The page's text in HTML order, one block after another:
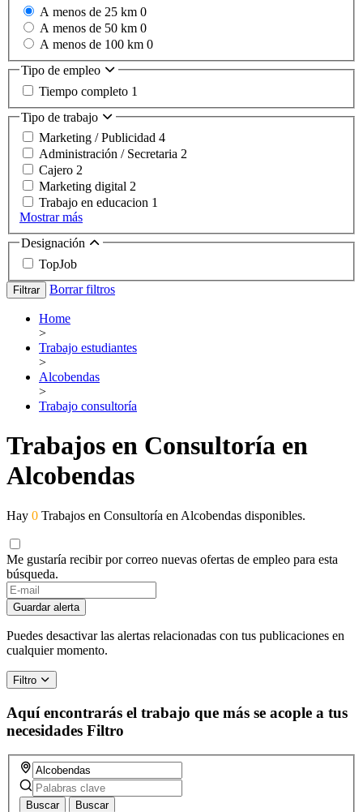
A menos de 25 km 0
A menos de 50 km 0
A menos de 100 km 0
Tipo de empleo
Tiempo completo 1
Tipo de trabajo
Marketing / Publicidad 4
Administración / Secretaria 2
Cajero 2
Marketing digital 2
Trabajo en educacion 1
Mostrar más
Designación
TopJob
Filtrar Borrar filtros
Home
>
Trabajo estudiantes
>
Alcobendas
>
Trabajo consultoría
Trabajos en Consultoría en
Alcobendas
Hay 0 Trabajos en Consultoría en Alcobendas disponibles.
Me gustaría recibir por correo nuevas ofertas de empleo para esta
búsqueda.
Guardar alerta
Puedes desactivar las alertas relacionadas con tus publicaciones en
cualquier momento.
Filtro
Aquí encontrarás el trabajo que más se acople a tus
necesidades Filtro
Buscar Buscar